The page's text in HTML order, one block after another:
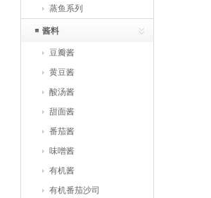
蒸鱼系列
酱料
豆瓣酱
黄豆酱
酸汤酱
甜面酱
番茄酱
味噌酱
有机酱
有机番茄沙司